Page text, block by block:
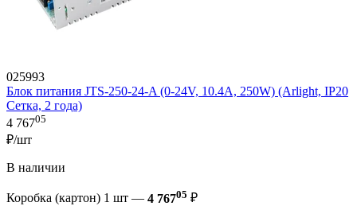
025993
Блок питания JTS-250-24-A (0-24V, 10.4A, 250W) (Arlight, IP20
Сетка, 2 года)
4 76705
₽/шт
В наличии
Коробка (картон) 1 шт — 4 76705 ₽